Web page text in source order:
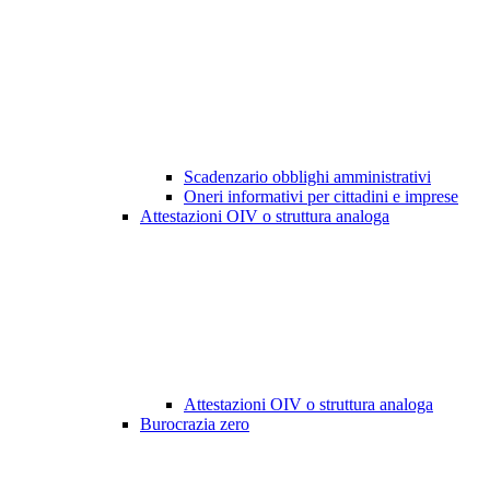
Scadenzario obblighi amministrativi
Oneri informativi per cittadini e imprese
Attestazioni OIV o struttura analoga
Attestazioni OIV o struttura analoga
Burocrazia zero